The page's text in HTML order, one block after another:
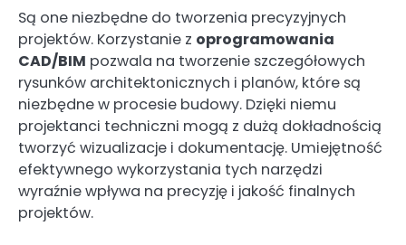
Są one niezbędne do tworzenia precyzyjnych
projektów. Korzystanie z oprogramowania
CAD/BIM pozwala na tworzenie szczegółowych
rysunków architektonicznych i planów, które są
niezbędne w procesie budowy. Dzięki niemu
projektanci techniczni mogą z dużą dokładnością
tworzyć wizualizacje i dokumentację. Umiejętność
efektywnego wykorzystania tych narzędzi
wyraźnie wpływa na precyzję i jakość finalnych
projektów.